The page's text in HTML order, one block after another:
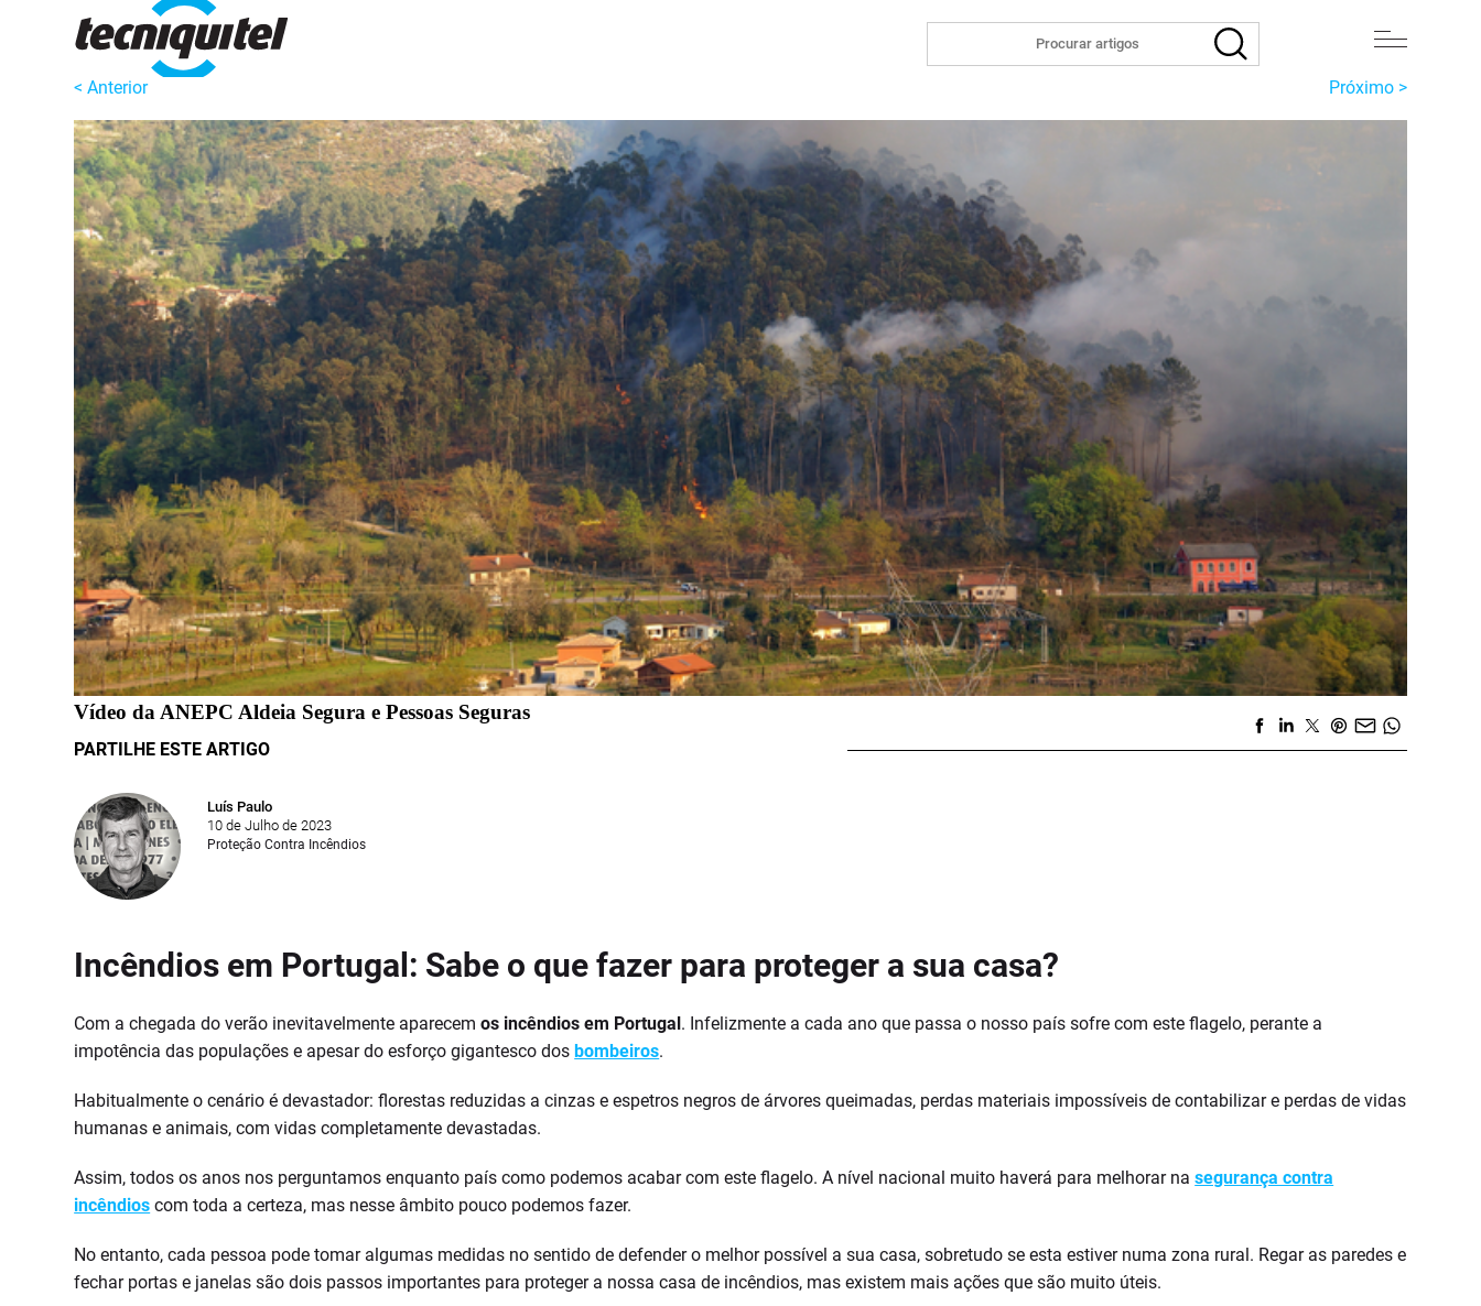
< Anterior Próximo >
PARTILHE ESTE ARTIGO
Luís Paulo
10 de Julho de 2023
Proteção Contra Incêndios
Incêndios em Portugal: Sabe o que fazer para proteger a sua casa?
Com a chegada do verão inevitavelmente aparecemos incêndios em Portugal. Infelizmente a cada ano que passa o nosso país sofre com este flagelo, perante a
impotência das populações e apesar do esforço gigantesco dosbombeiros.
Habitualmente o cenário é devastador: florestas reduzidas a cinzas e espetros negros de árvores queimadas, perdas materiais impossíveis de contabilizar e perdas de vidas
humanas e animais, com vidas completamente devastadas.
Assim, todos os anos nos perguntamos enquanto país como podemos acabar com este flagelo. A nível nacional muito haverá para melhorar nasegurança contra
incêndios com toda a certeza, mas nesse âmbito pouco podemos fazer.
No entanto, cada pessoa pode tomar algumas medidas no sentido de defender o melhor possível a sua casa, sobretudo se esta estiver numa zona rural. Regar as paredes e
fechar portas e janelas são dois passos importantes para proteger a nossa casa de incêndios, mas existem mais ações que são muito úteis.
Vídeo da ANEPC Aldeia Segura e Pessoas Seguras